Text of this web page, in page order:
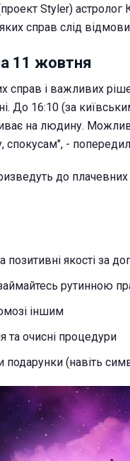
Styler) астролог
справ слід
11 жовтня
і важливих
До 16:10 (за
на людину.
спокусам", -
до
позитивні якості за
рутинною
іншим
та очисні процедури
(навіть